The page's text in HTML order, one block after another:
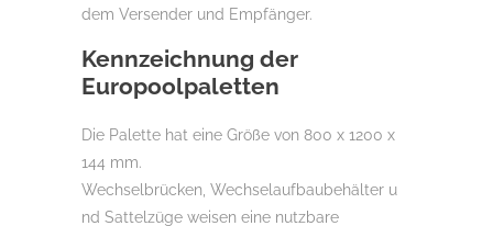
dem Versender und Empfänger.
Kennzeichnung der
Europoolpaletten
Die Palette hat eine Größe von 800 x 1200 x
144 mm.
Wechselbrücken, Wechselaufbaubehälter u
nd Sattelzüge weisen eine nutzbare